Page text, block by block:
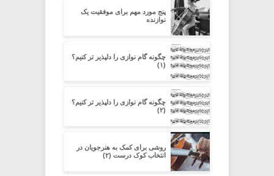
پنج مورد مهم برای موفقیت یک
نوازنده
چگونه گام نوازی را دلپذیر تر کنیم؟
(۱)
چگونه گام نوازی را دلپذیر تر کنیم؟
(۲)
روشی برای کمک به هنرجویان در
انتخاب کوک درست (۲)